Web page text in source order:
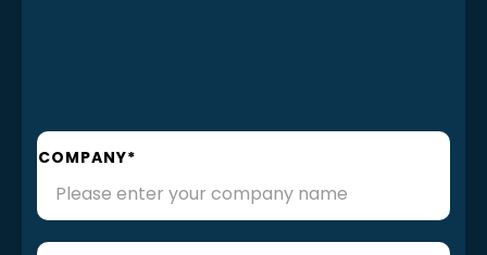
COMPANY*